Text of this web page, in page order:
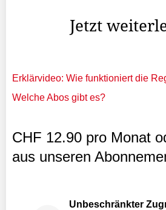
Jetzt
Erklärvideo: Wie funktioniert die
Welche Abos gibt es?
CHF 12.90 pro Monat
aus unseren
Unbeschränkter